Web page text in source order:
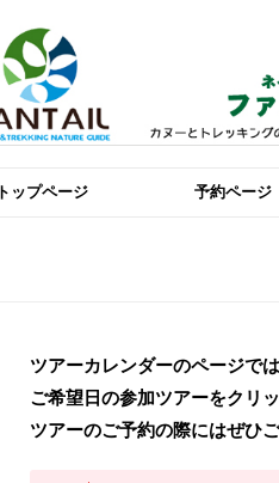
トップページ 予約ページ
ツアーカレンダーのページで
ご希望日の参加ツアーをクリ
ツアーのご予約の際にはぜひ